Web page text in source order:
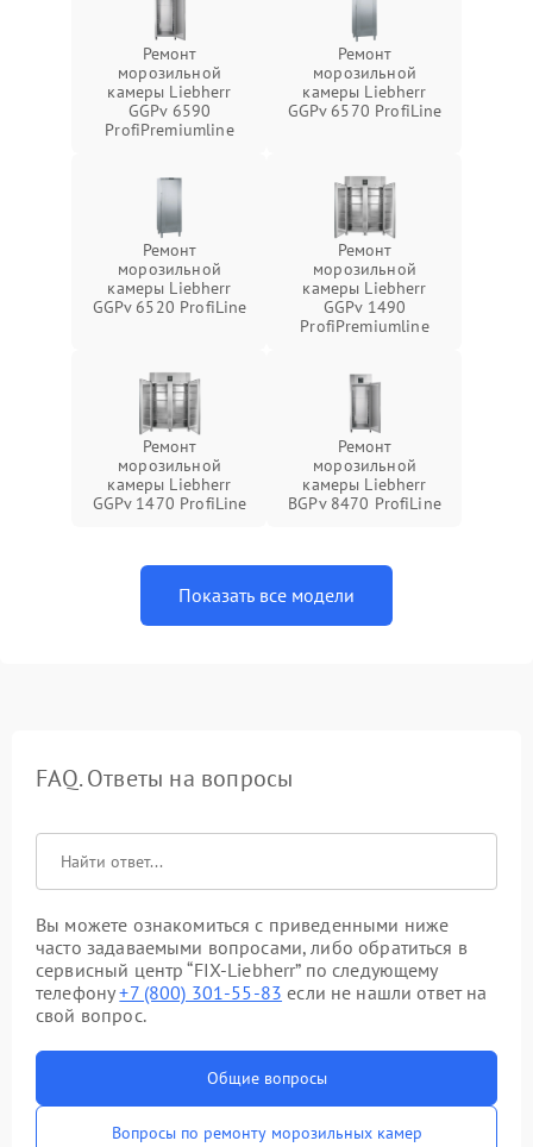
Ремонт
морозильной
камеры Liebherr
GGPv 6590
ProfiPremiumline
Ремонт
морозильной
камеры Liebherr
GGPv 6570 ProfiLine
Ремонт
морозильной
камеры Liebherr
GGPv 6520 ProfiLine
Ремонт
морозильной
камеры Liebherr
GGPv 1490
ProfiPremiumline
Ремонт
морозильной
камеры Liebherr
GGPv 1470 ProfiLine
Ремонт
морозильной
камеры Liebherr
BGPv 8470 ProfiLine
Показать все модели
FAQ. Ответы на вопросы
Вы можете ознакомиться с приведенными ниже
часто задаваемыми вопросами, либо обратиться в
сервисный центр “FIX-Liebherr” по следующему
телефону+7 (800) 301-55-83 если не нашли ответ на
свой вопрос.
Общие вопросы
Вопросы по ремонту морозильных камер